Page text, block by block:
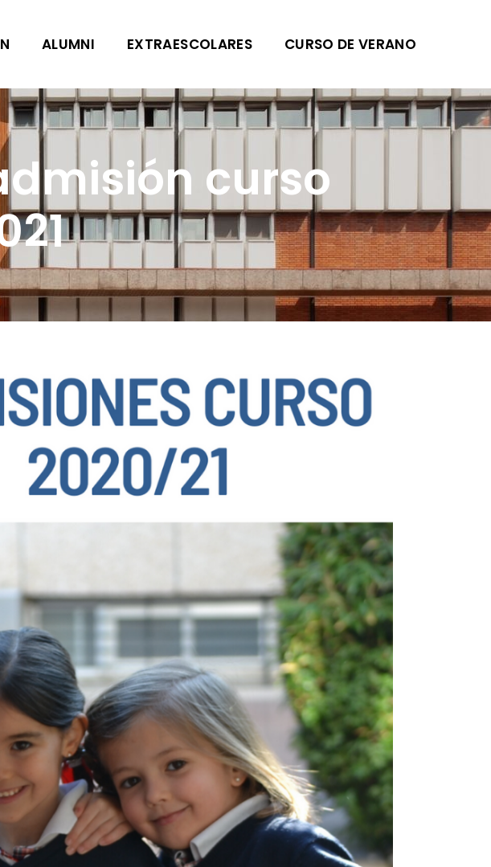
ALUMNI EXTRAESCOLARES CURSO DE VERANO
curso